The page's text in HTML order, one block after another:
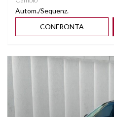
Autom./Sequenz.
CONFRONTA
Vedi dettagli